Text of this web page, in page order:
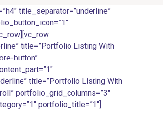
title_separator=”underline”
title=”Portfolio Listing With
button”
title=”Portfolio Listing With
portfolio_grid_columns=”3″
portfolio_title=”1″]